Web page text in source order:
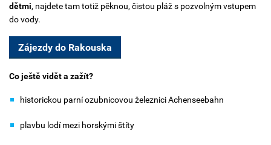
dětmi, najdete tam totiž pěknou, čistou pláž s pozvolným vstupem
do vody.
Zájezdy do Rakouska
Co ještě vidět a zažít?
historickou parní ozubnicovou železnici Achenseebahn
plavbu lodí mezi horskými štíty